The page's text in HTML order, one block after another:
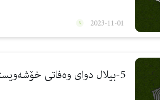
2023-11-01
5-بیلال دوای وەفاتی